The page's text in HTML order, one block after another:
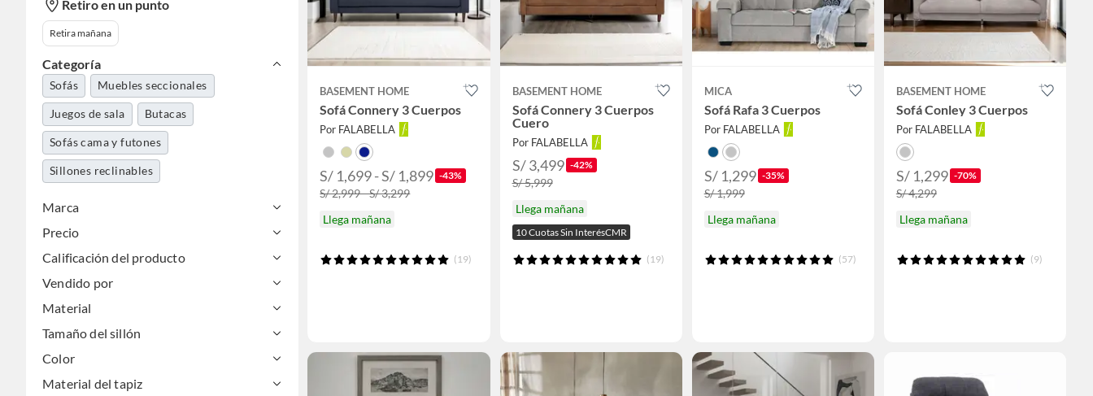
Retiro en un punto
Retira mañana
Categoría
Sofás Muebles seccionales
Juegos de sala Butacas
Sofás cama y futones
Sillones reclinables
Marca
Precio
Calificación del producto
Vendido por
Material
Tamaño del sillón
Color
Material del tapiz
BASEMENT HOME
Sofá Connery 3 Cuerpos
Por FALABELLA
S/ 1,699 - S/ 1,899 -43%
S/ 2,999 - S/ 3,299
Llega mañana
(19)
BASEMENT HOME
Sofá Connery 3 Cuerpos
Cuero
Por FALABELLA
S/ 3,499 -42%
S/ 5,999
Llega mañana
10 Cuotas Sin InterésCMR
(19)
MICA
Sofá Rafa 3 Cuerpos
Por FALABELLA
S/ 1,299 -35%
S/ 1,999
Llega mañana
(57)
BASEMENT HOME
Sofá Conley 3 Cuerpos
Por FALABELLA
S/ 1,299 -70%
S/ 4,299
Llega mañana
(9)